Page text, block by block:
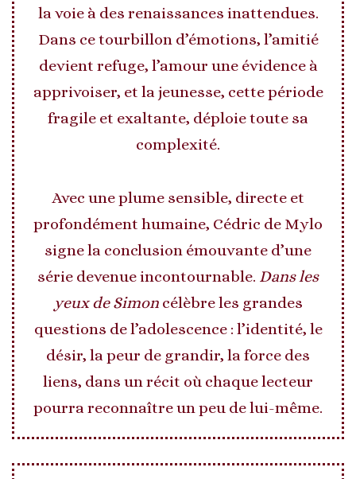
la voie à des renaissances inattendues.
Dans ce tourbillon d’émotions, l’amitié
devient refuge, l’amour une évidence à
apprivoiser, et la jeunesse, cette période
fragile et exaltante, déploie toute sa
complexité.
Avec une plume sensible, directe et
profondément humaine, Cédric de Mylo
signe la conclusion émouvante d’une
série devenue incontournable. Dans les
yeux de Simoncélèbre les grandes
questions de l’adolescence : l’identité, le
désir, la peur de grandir, la force des
liens, dans un récit où chaque lecteur
pourra reconnaître un peu de lui-même.